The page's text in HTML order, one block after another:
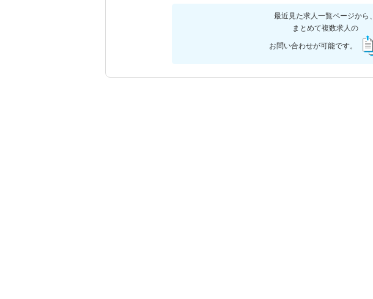
最近見た求人一覧ページから、
まとめて複数求人の
お問い合わせが可能です。